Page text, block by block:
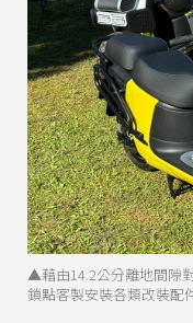
▲藉由14.2公分離地間隙
鎖點客製安裝各類改裝配